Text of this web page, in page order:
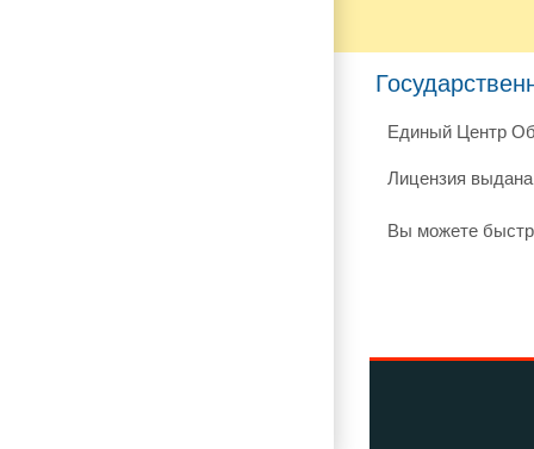
Единый Центр
Лицензия
Вы можете